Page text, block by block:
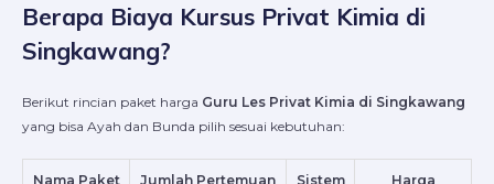
Berapa Biaya Kursus Privat Kimia di
Singkawang?
Berikut rincian paket harga Guru Les Privat Kimia di Singkawang
yang bisa Ayah dan Bunda pilih sesuai kebutuhan:
Nama Paket Jumlah Pertemuan Sistem Harga